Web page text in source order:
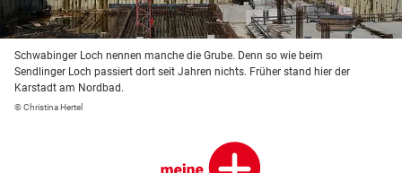
Schwabinger Loch nennen manche die Grube. Denn so wie beim
Sendlinger Loch passiert dort seit Jahren nichts. Früher stand hier der
Karstadt am Nordbad.
© Christina Hertel